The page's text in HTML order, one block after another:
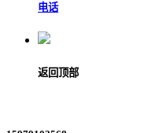
电话
返回顶部